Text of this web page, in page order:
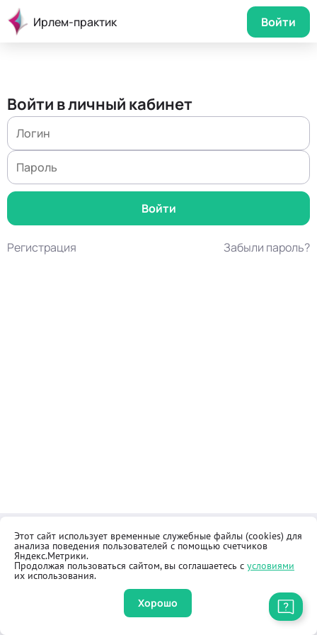
Ирлем-практик Войти
Войти в личный кабинет
Регистрация Забыли пароль?
Контакты
Как купить
Общественная приёмная
Реквизиты
Оферта
Правила продажи товаров
Этот сайт использует временные служебные файлы (cookies) для
анализа поведения пользователей с помощью счетчиков
Яндекс.Метрики.
Продолжая пользоваться сайтом, вы соглашаетесь с условиями
их использования.
Хорошо